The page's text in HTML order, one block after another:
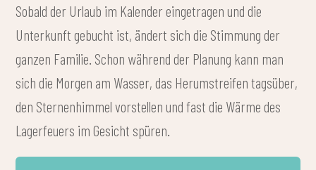
Sobald der Urlaub im Kalender eingetragen und die
Unterkunft gebucht ist, ändert sich die Stimmung der
ganzen Familie. Schon während der Planung kann man
sich die Morgen am Wasser, das Herumstreifen tagsüber,
den Sternenhimmel vorstellen und fast die Wärme des
Lagerfeuers im Gesicht spüren.